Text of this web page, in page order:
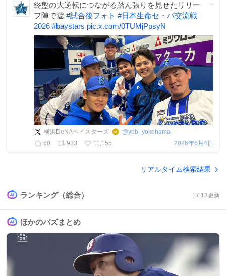
終盤の大逆転につながる踏ん張りを見せたリリー
フ陣で👏 #試合後フォト #日本生命セ・パ交流戦
2026 #baystars pic.x.com/0TUMjPpsyN
横浜DeNAベイスターズ @ydb_yokohama
60
933 11,155 2026年6月4日
リアルタイム検索結果
ランキング（総合） 17:13更新
ほかのバズまとめ